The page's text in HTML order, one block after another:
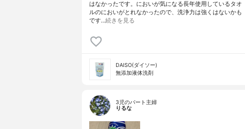
はなかったです。においが気になる長年使用しているタオ
ルのにおいがとれなかったので、洗浄力は強くはないかも
です…続きを見る
DAISO(ダイソー)
無添加液体洗剤
3児のパート主婦
りるな